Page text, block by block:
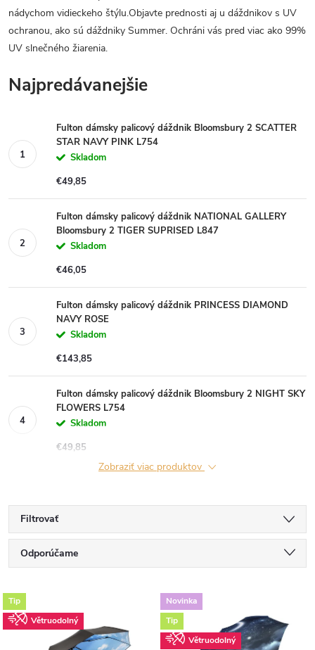
nádychom vidieckeho štýlu.Objavte prednosti aj u dáždnikov s UV
ochranou, ako sú dáždniky Summer. Ochráni vás pred viac ako 99%
UV slnečného žiarenia.
Najpredávanejšie
Fulton dámsky palicový dáždnik Bloomsbury 2 SCATTER
STAR NAVY PINK L754
Skladom
€49,85
Fulton dámsky palicový dáždnik NATIONAL GALLERY
Bloomsbury 2 TIGER SUPRISED L847
Skladom
€46,05
Fulton dámsky palicový dáždnik PRINCESS DIAMOND
NAVY ROSE
Skladom
€143,85
Fulton dámsky palicový dáždnik Bloomsbury 2 NIGHT SKY
FLOWERS L754
Skladom
€49,85
Zobraziť viac produktov
Filtrovať
R
a
d
Odporúčame
Najdrahšie
Najpredávanejšie
V
ý
Tip
Větruodolný
Novinka
Tip
Větruodolný